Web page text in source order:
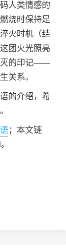
人类情感的
烧时保持足
火时机（结
团火光照亮
灭的印记——
关系。
的介绍，希
；本文链